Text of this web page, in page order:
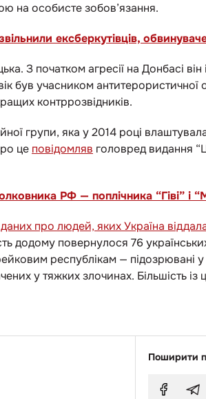
на особисте зобов’язання.
ексберкутівців,
початком агресії на Донбасі він
був учасником антитерористичної
контррозвідників.
групи, яка у 2014 році
це повідомляв головред видання
РФ — поплічника “Гіві” і
про людей, яких Україна
додому повернулося 76
республікам — підозрювані
у тяжких злочинах. Більшість
Поширити